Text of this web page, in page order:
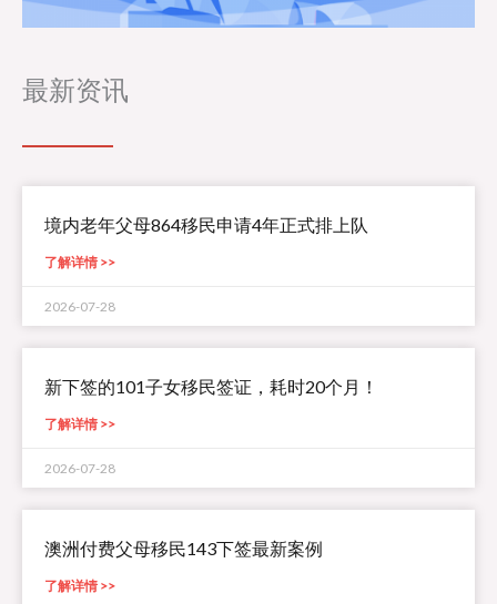
最新资讯
境内老年父母864移民申请4年正式排上队
了解详情 >>
2026-07-28
新下签的101子女移民签证，耗时20个月！
了解详情 >>
2026-07-28
澳洲付费父母移民143下签最新案例
了解详情 >>